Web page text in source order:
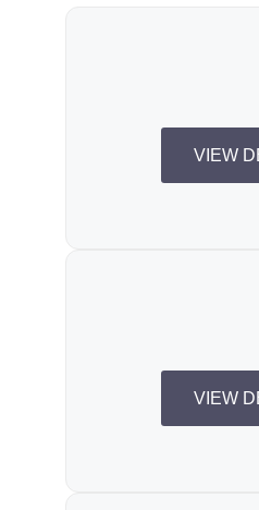
VIEW
VIEW